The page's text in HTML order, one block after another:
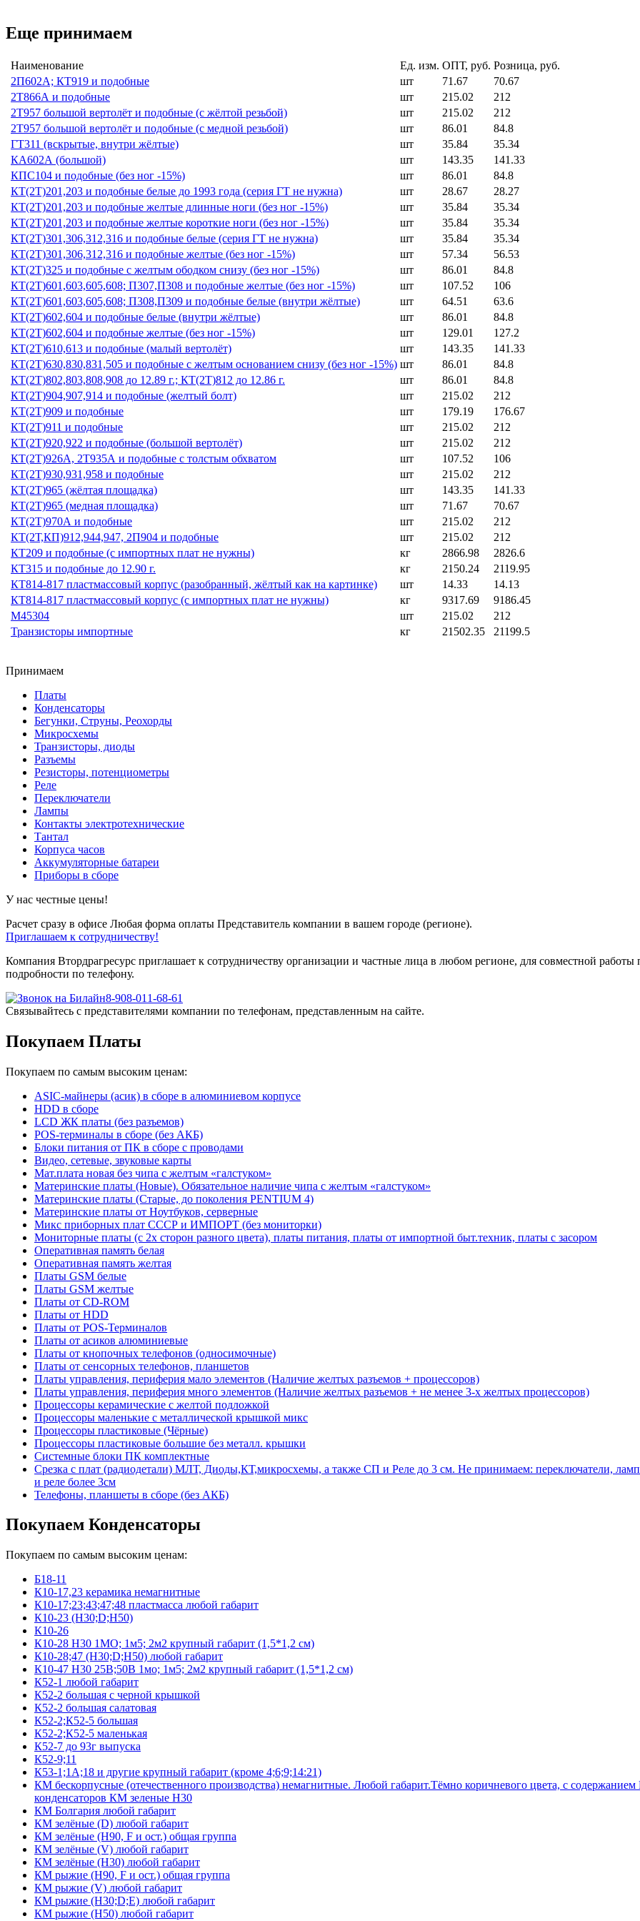
Еще принимаем
Наименование Ед. изм. ОПТ, руб. Розница, руб.
2П602А; КТ919 и подобные
шт 71.67
70.67
2Т866А и подобные
шт 215.02
212
2Т957 большой вертолёт и подобные (с жёлтой резьбой)
шт 215.02
212
2Т957 большой вертолёт и подобные (с медной резьбой)
шт 86.01
84.8
ГТ311 (вскрытые, внутри жёлтые)
шт 35.84
35.34
КА602А (большой)
шт 143.35
141.33
КПС104 и подобные (без ног -15%)
шт 86.01
84.8
КТ(2Т)201,203 и подобные белые до 1993 года (серия ГТ не нужна)
шт 28.67
28.27
КТ(2Т)201,203 и подобные желтые длинные ноги (без ног -15%)
шт 35.84
35.34
КТ(2Т)201,203 и подобные желтые короткие ноги (без ног -15%)
шт 35.84
35.34
КТ(2Т)301,306,312,316 и подобные белые (серия ГТ не нужна)
шт 35.84
35.34
КТ(2Т)301,306,312,316 и подобные желтые (без ног -15%)
шт 57.34
56.53
КТ(2Т)325 и подобные с желтым ободком снизу (без ног -15%)
шт 86.01
84.8
КТ(2Т)601,603,605,608; П307,П308 и подобные желтые (без ног -15%)
шт 107.52
106
КТ(2Т)601,603,605,608; П308,П309 и подобные белые (внутри жёлтые)
шт 64.51
63.6
КТ(2Т)602,604 и подобные белые (внутри жёлтые)
шт 86.01
84.8
КТ(2Т)602,604 и подобные желтые (без ног -15%)
шт 129.01
127.2
КТ(2Т)610,613 и подобные (малый вертолёт)
шт 143.35
141.33
КТ(2Т)630,830,831,505 и подобные с желтым основанием снизу (без ног -15%) шт 86.01
84.8
КТ(2Т)802,803,808,908 до 12.89 г.; КТ(2Т)812 до 12.86 г.
шт 86.01
84.8
КТ(2Т)904,907,914 и подобные (желтый болт)
шт 215.02
212
КТ(2Т)909 и подобные
шт 179.19
176.67
КТ(2Т)911 и подобные
шт 215.02
212
КТ(2Т)920,922 и подобные (большой вертолёт)
шт 215.02
212
КТ(2Т)926А, 2Т935А и подобные с толстым обхватом
шт 107.52
106
КТ(2Т)930,931,958 и подобные
шт 215.02
212
КТ(2Т)965 (жёлтая площадка)
шт 143.35
141.33
КТ(2Т)965 (медная площадка)
шт 71.67
70.67
КТ(2Т)970А и подобные
шт 215.02
212
КТ(2Т,КП)912,944,947, 2П904 и подобные
шт 215.02
212
КТ209 и подобные (с импортных плат не нужны)
кг 2866.98
2826.6
КТ315 и подобные до 12.90 г.
кг 2150.24
2119.95
КТ814-817 пластмассовый корпус (разобранный, жёлтый как на картинке)
шт 14.33
14.13
КТ814-817 пластмассовый корпус (с импортных плат не нужны)
кг 9317.69
9186.45
М45304
шт 215.02
212
Транзисторы импортные
кг 21502.35 21199.5
Принимаем
Платы
Конденсаторы
Бегунки, Струны, Реохорды
Микросхемы
Транзисторы, диоды
Разъемы
Резисторы, потенциометры
Реле
Переключатели
Лампы
Контакты электротехнические
Тантал
Корпуса часов
Аккумуляторные батареи
Приборы в сборе
У нас честные цены!
Расчет сразу в офисе Любая форма оплаты Представитель компании в вашем городе (регионе).
Приглашаем к сотрудничеству!
Компания Втордрагресурс приглашает к сотрудничеству организации и частные лица в любом регионе, для совместной
подробности по телефону.
8-908-011-68-61
Связывайтесь с представителями компании по телефонам, представленным на сайте.
Покупаем Платы
Покупаем по самым высоким ценам:
ASIC-майнеры (асик) в сборе в алюминиевом корпусе
HDD в сборе
LCD ЖК платы (без разъемов)
POS-терминалы в сборе (без АКБ)
Блоки питания от ПК в сборе с проводами
Видео, сетевые, звуковые карты
Мат.плата новая без чипа с желтым «галстуком»
Материнские платы (Новые). Обязательное наличие чипа с желтым «галстуком»
Материнские платы (Старые, до поколения PENTIUM 4)
Материнские платы от Ноутбуков, серверные
Микс приборных плат СССР и ИМПОРТ (без мониторки)
Мониторные платы (с 2х сторон разного цвета), платы питания, платы от импортной быт.техник, платы с засором
Оперативная память белая
Оперативная память желтая
Платы GSM белые
Платы GSM желтые
Платы от CD-ROM
Платы от HDD
Платы от POS-Терминалов
Платы от асиков алюминиевые
Платы от кнопочных телефонов (односимочные)
Платы от сенсорных телефонов, планшетов
Платы управления, периферия мало элементов (Наличие желтых разъемов + процессоров)
Платы управления, периферия много элементов (Наличие желтых разъемов + не менее 3-х желтых процессоров)
Процессоры керамические с желтой подложкой
Процессоры маленькие с металлической крышкой микс
Процессоры пластиковые (Чёрные)
Процессоры пластиковые большие без металл. крышки
Системные блоки ПК комплектные
Срезка с плат (радиодетали) МЛТ, Диоды,КТ,микросхемы, а также СП и Реле до 3 см. Не принимаем: переключатели,
и реле более 3см
Телефоны, планшеты в сборе (без АКБ)
Покупаем Конденсаторы
Покупаем по самым высоким ценам:
Б18-11
К10-17,23 керамика немагнитные
К10-17;23;43;47;48 пластмасса любой габарит
К10-23 (Н30;D;Н50)
К10-26
К10-28 Н30 1МО; 1м5; 2м2 крупный габарит (1,5*1,2 см)
К10-28;47 (Н30;D;Н50) любой габарит
К10-47 Н30 25В;50В 1мо; 1м5; 2м2 крупный габарит (1,5*1,2 см)
К52-1 любой габарит
К52-2 большая с черной крышкой
К52-2 большая салатовая
К52-2;К52-5 большая
К52-2;К52-5 маленькая
К52-7 до 93г выпуска
К52-9;11
К53-1;1А;18 и другие крупный габарит (кроме 4;6;9;14:21)
КМ бескорпусные (отечественного производства) немагнитные. Любой габарит.Тёмно коричневого цвета, с
конденсаторов КМ зеленые Н30
КМ Болгария любой габарит
КМ зелёные (D) любой габарит
КМ зелёные (H90, F и ост.) общая группа
КМ зелёные (V) любой габарит
КМ зелёные (Н30) любой габарит
КМ рыжие (H90, F и ост.) общая группа
КМ рыжие (V) любой габарит
КМ рыжие (Н30;D;E) любой габарит
КМ рыжие (Н50) любой габарит